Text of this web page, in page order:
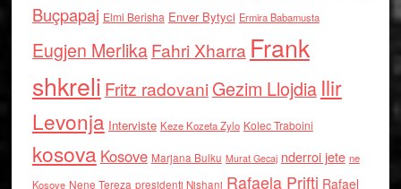
Buçpapaj Elmi Berisha Enver Bytyci Ermira Babamusta
Eugjen MerlikaFahri Xharra Frank
shkreli Fritz radovaniGezim Llojdia Ilir
Levonja Interviste Keze Kozeta Zylo Kolec Traboini
kosova Kosove Marjana Bulku Murat Gecaj nderroi jete ne
Kosove Nene Tereza presidenti Nishani Rafaela Prifti Rafael